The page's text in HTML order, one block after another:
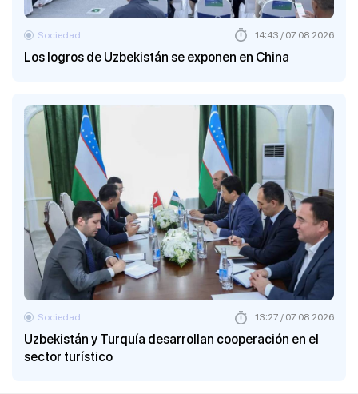
Los logros de Uzbekistán se exponen en China
Sociedad 14:43 / 07.08.2026
Uzbekistán y Turquía desarrollan cooperación en el
sector turístico
Sociedad 13:27 / 07.08.2026